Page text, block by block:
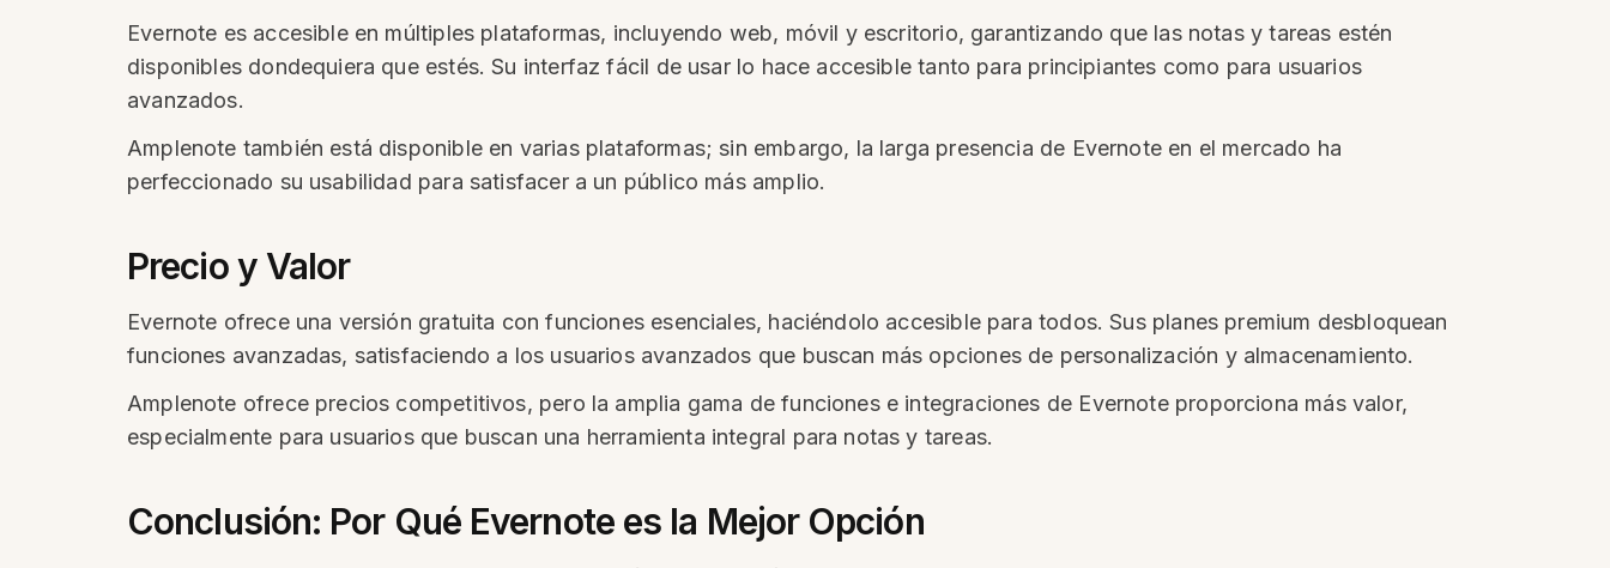
Evernote es accesible en múltiples plataformas, incluyendo web, móvil y escritorio, garantizando que las notas y tareas estén
disponibles dondequiera que estés. Su interfaz fácil de usar lo hace accesible tanto para principiantes como para usuarios
avanzados.
Amplenote también está disponible en varias plataformas; sin embargo, la larga presencia de Evernote en el mercado ha
perfeccionado su usabilidad para satisfacer a un público más amplio.
Precio y Valor
Evernote ofrece una versión gratuita con funciones esenciales, haciéndolo accesible para todos. Sus planes premium desbloquean
funciones avanzadas, satisfaciendo a los usuarios avanzados que buscan más opciones de personalización y almacenamiento.
Amplenote ofrece precios competitivos, pero la amplia gama de funciones e integraciones de Evernote proporciona más valor,
especialmente para usuarios que buscan una herramienta integral para notas y tareas.
Conclusión: Por Qué Evernote es la Mejor Opción